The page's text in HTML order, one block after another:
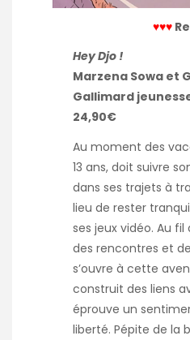
♥♥♥
Hey Djo !
Marzena Sowa et
Gallimard
24,90€
Au moment des
13 ans, doit suivre
dans ses trajets à
lieu de rester
ses jeux vidéo. Au fil
des rencontres et
s’ouvre à cette
construit des liens
éprouve un
liberté. Pépite de la